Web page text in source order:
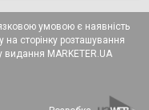
умовою є наявність
сторінку розташування
видання MARKETER.UA